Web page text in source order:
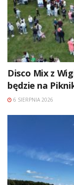
Disco Mix z
będzie na
6 SIERPNIA 2026